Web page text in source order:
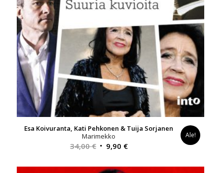
Esa Koivuranta, Kati Pehkonen & Tuija Sorjanen
Marimekko
34,00€ Alkuperäinen
oli:
9,90 €Nykyinen
on:
Ale!